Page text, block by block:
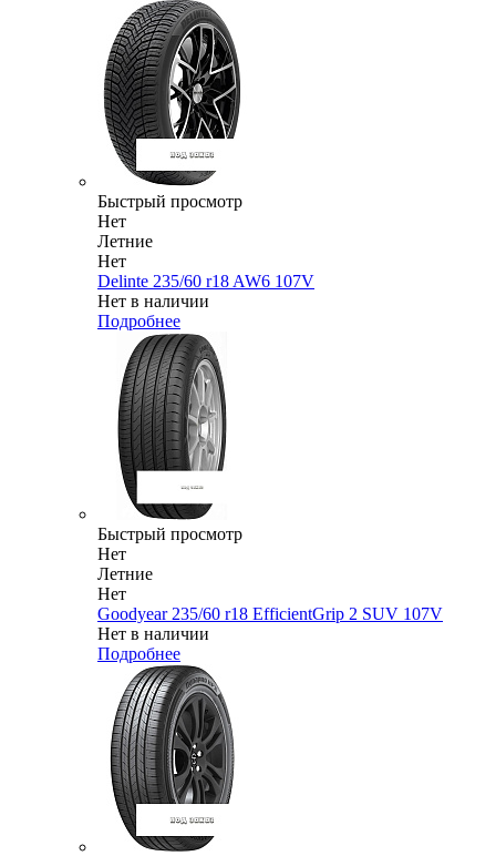
Быстрый просмотр
Нет
Летние
Нет
Delinte 235/60 r18 AW6 107V
Нет в наличии
Подробнее
Быстрый просмотр
Нет
Летние
Нет
Goodyear 235/60 r18 EfficientGrip 2 SUV 107V
Нет в наличии
Подробнее